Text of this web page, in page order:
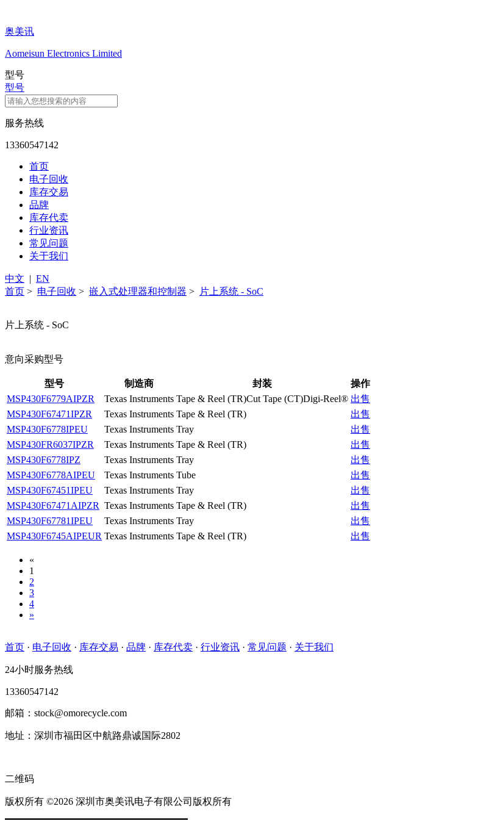
奥美讯
Aomeisun Electronics Limited
型号
型号
服务热线
13360547142
首页
电子回收
库存交易
品牌
库存代卖
行业资讯
常见问题
关于我们
中文 | EN
首页 > 电子回收 > 嵌入式处理器和控制器 > 片上系统 - SoC
片上系统 - SoC
意向采购型号
型号 制造商 封装
操作
MSP430F6779AIPZR
Texas Instruments Tape & Reel (TR)Cut Tape (CT)Digi-Reel® 出售
MSP430F67471IPZR
Texas Instruments Tape & Reel (TR)
出售
MSP430F6778IPEU
Texas Instruments Tray
出售
MSP430FR6037IPZR
Texas Instruments Tape & Reel (TR)
出售
MSP430F6778IPZ
Texas Instruments Tray
出售
MSP430F6778AIPEU
Texas Instruments Tube
出售
MSP430F67451IPEU
Texas Instruments Tray
出售
MSP430F67471AIPZR Texas Instruments Tape & Reel (TR)
出售
MSP430F67781IPEU
Texas Instruments Tray
出售
MSP430F6745AIPEUR Texas Instruments Tape & Reel (TR) 出售
«
1
2
3
4
»
首页 · 电子回收 · 库存交易 · 品牌 · 库存代卖 · 行业资讯 · 常见问题 · 关于我们
24小时服务热线
13360547142
邮箱：stock@omorecycle.com
地址：深圳市福田区中航路鼎诚国际2802
二维码
版权所有 ©2026 深圳市奥美讯电子有限公司版权所有